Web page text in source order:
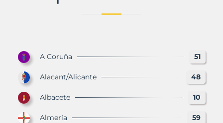
A Coruña 51
Alacant/Alicante 48
Albacete 10
Almería 59